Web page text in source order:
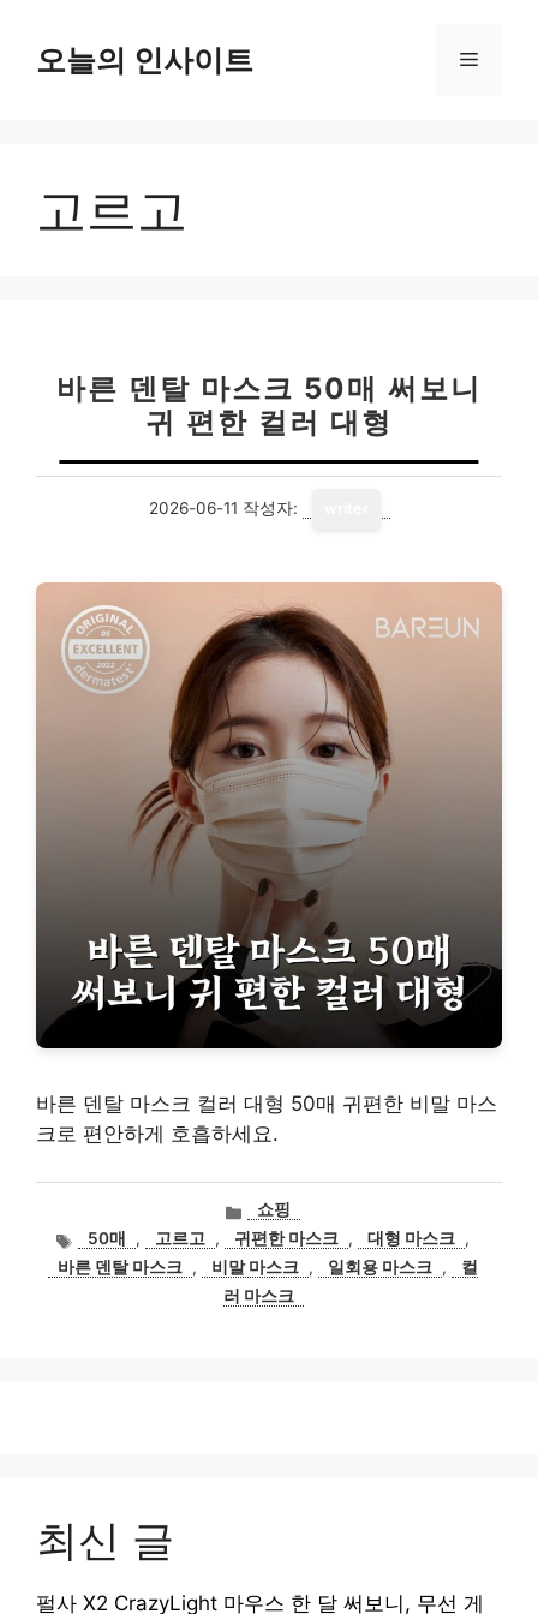
오늘의 인사이트 메
고르고
바른 덴탈 마스크 50매 써보니
귀 편한 컬러 대형
2026-06-11 작성자:
바른 덴탈 마스크 컬러 대형 50매 귀편한 비말 마스
크로 편안하게 호흡하세요.
카
테
고
리
쇼핑
태
그
50매 , 고르고 , 귀편한 마스크 , 대형 마스크 ,
바른 덴탈 마스크 , 비말 마스크 , 일회용 마스크 ,
컬
러 마스크
최신 글
펄사 X2 CrazyLight 마우스 한 달 써보니, 무선 게